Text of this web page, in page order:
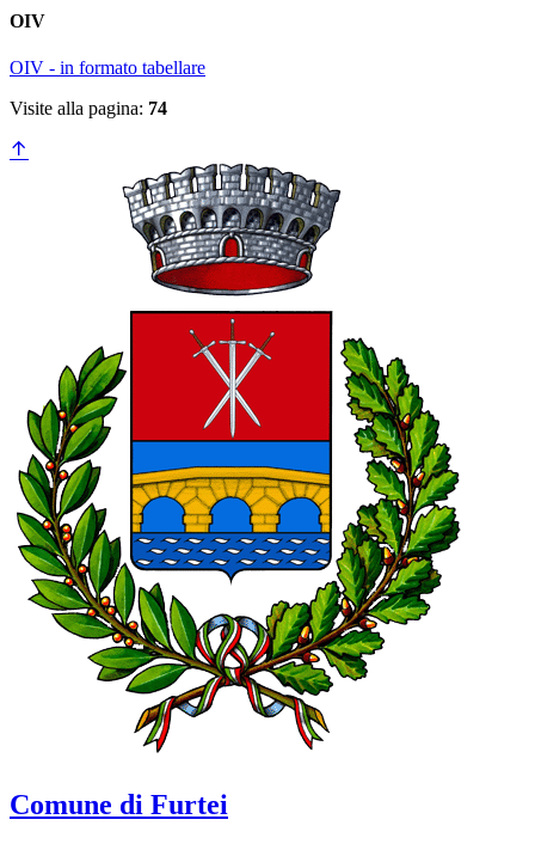
OIV
OIV - in formato tabellare
Visite alla pagina: 74
Comune di Furtei